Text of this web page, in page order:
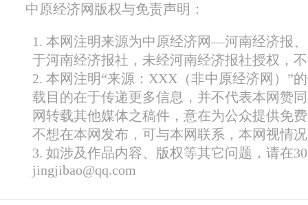
中原经济网版权与免责声明：
1. 本网注明来源为中原经济网—河南经济报
于河南经济报社，未经河南经济报社授权，
2. 本网注明“来源：XXX（非中原经济网）”
载目的在于传递更多信息，并不代表本网赞
网转载其他媒体之稿件，意在为公众提供免
不想在本网发布，可与本网联系，本网视情
3. 如涉及作品内容、版权等其它问题，请在
jingjibao@qq.com